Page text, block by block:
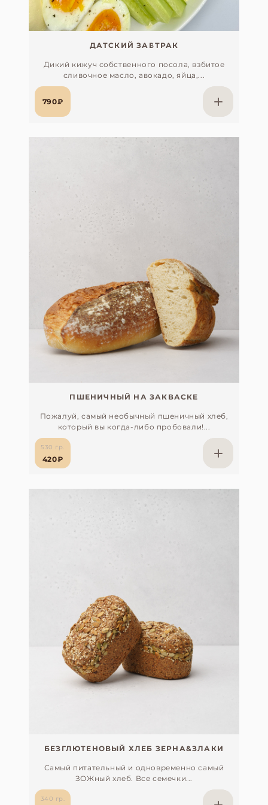
ДАТСКИЙ ЗАВТРАК
Дикий кижуч собственного посола, взбитое
сливочное масло, авокадо, яйца,...
790₽
ПШЕНИЧНЫЙ НА ЗАКВАСКЕ
Пожалуй, самый необычный пшеничный хлеб,
который вы когда-либо пробовали!...
530 гр.
420₽
БЕЗГЛЮТЕНОВЫЙ ХЛЕБ ЗЕРНА&ЗЛАКИ
Самый питательный и одновременно самый
ЗОЖный хлеб. Все семечки...
340 гр.